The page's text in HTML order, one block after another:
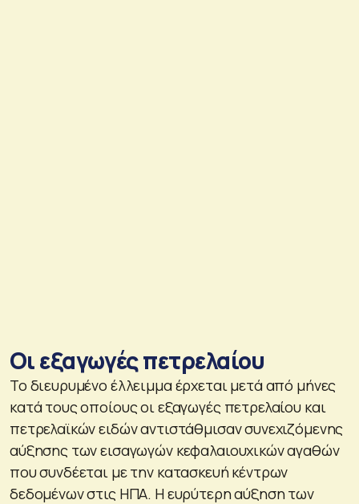
Οι εξαγωγές πετρελαίου
Το διευρυμένο έλλειμμα έρχεται μετά από μήνες
κατά τους οποίους οι εξαγωγές πετρελαίου και
πετρελαϊκών ειδών αντιστάθμισαν συνεχιζόμενης
αύξησης των εισαγωγών κεφαλαιουχικών αγαθών
που συνδέεται με την κατασκευή κέντρων
δεδομένων στις ΗΠΑ. Η ευρύτερη αύξηση των